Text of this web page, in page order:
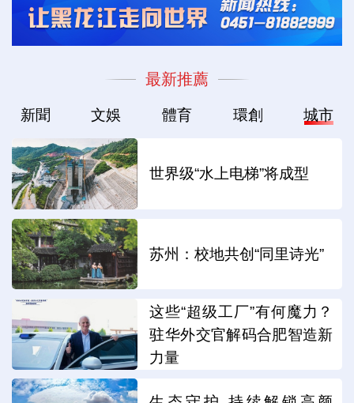
最新推薦
新聞 文娛 體育 環創 城市
世界级“水上电梯”将成型
苏州：校地共创“同里诗光”
这些“超级工厂”有何魔力？
驻华外交官解码合肥智造新
力量